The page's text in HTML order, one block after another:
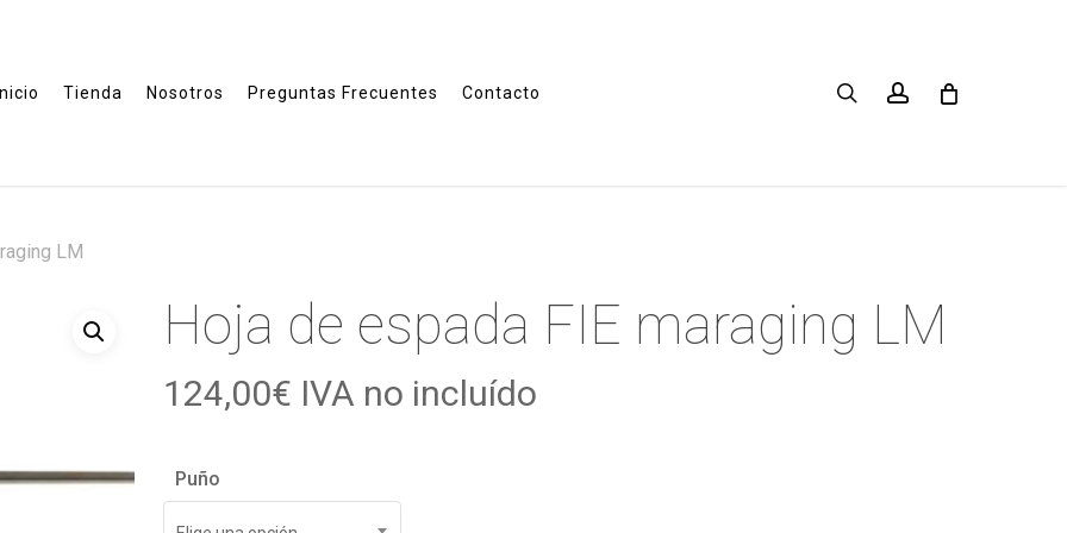
Inicio Tienda Nosotros Preguntas Frecuentes Contacto searchaccount
LM
Hoja de espada FIE maraging LM
124,00€ IVA no incluído
Puño